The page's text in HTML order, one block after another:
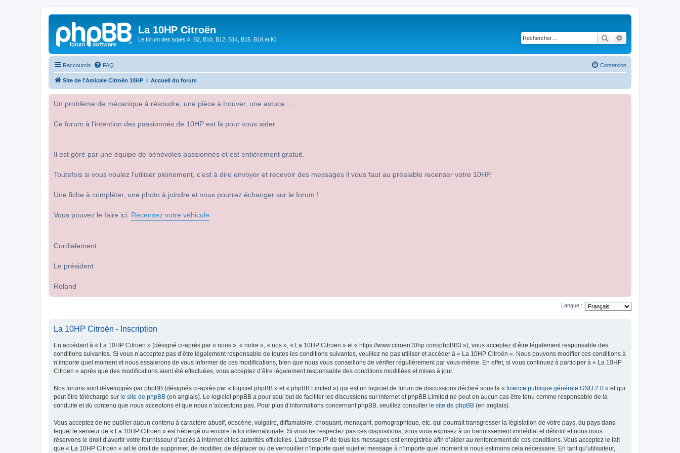
La 10HP Citroën
Le forum des types A, B2, B10, B12, B14, B15, B18,et K1 Rechercher
Raccourcis FAQ Connexion
Site de l'Amicale Citroën 10HP Accueil du forum
Un problème de mécanique à résoudre, une pièce à trouver, une astuce ....
Ce forum à l'intention des passionnés de 10HP est là pour vous aider.
Il est géré par une équipe de bénévoles passionnés et est entièrement gratuit.
Toutefois si vous voulez l'utiliser pleinement, c'est à dire envoyer et recevoir des messages il vous faut au préalable recenser votre 10HP.
Une fiche à compléter, une photo à joindre et vous pourrez échanger sur le forum !
Vous pouvez le faire ici: Recensez votre véhicule
Cordialement
Le président
Roland
Langue :
La 10HP Citroën - Inscription
En accédant à « La 10HP Citroën » (désigné ci-après par « nous », « notre », « nos », « La 10HP Citroën » et « https://www.citroen10hp.com/phpBB3 »), vous acceptez d’être légalement responsable des
conditions suivantes. Si vous n’acceptez pas d’être légalement responsable de toutes les conditions suivantes, veuillez ne pas utiliser et accéder à « La 10HP Citroën ». Nous pouvons modifier ces conditions à
n’importe quel moment et nous essaierons de vous informer de ces modifications, bien que nous vous conseillons de vérifier régulièrement par vous-même. En effet, si vous continuez à participer à « La 10HP
Citroën » après que des modifications aient été effectuées, vous acceptez d’être légalement responsable des conditions modifiées et mises à jour.
Nos forums sont développés par phpBB (désignés ci-après par « logiciel phpBB » et « phpBB Limited ») qui est un logiciel de forum de discussions déclaré sous la « licence publique générale GNU 2.0 » et qui
peut être téléchargé sur le site de phpBB (en anglais). Le logiciel phpBB a pour seul but de faciliter les discussions sur internet et phpBB Limited ne peut en aucun cas être tenu comme responsable de la
conduite et du contenu que nous acceptons et que nous n’acceptons pas. Pour plus d’informations concernant phpBB, veuillez consulter le site de phpBB (en anglais).
Vous acceptez de ne publier aucun contenu à caractère abusif, obscène, vulgaire, diffamatoire, choquant, menaçant, pornographique, etc. qui pourrait transgresser la législation de votre pays, du pays dans
lequel le serveur de « La 10HP Citroën » est hébergé ou encore la loi internationale. Si vous ne respectez pas ces dispositions, vous vous exposez à un bannissement immédiat et définitif et nous nous
réservons le droit d’avertir votre fournisseur d’accès à internet et les autorités officielles. L’adresse IP de tous les messages est enregistrée afin d’aider au renforcement de ces conditions. Vous acceptez le fait
que « La 10HP Citroën » ait le droit de supprimer, de modifier, de déplacer ou de verrouiller n’importe quel sujet et message à n’importe quel moment si nous estimons cela nécessaire. En tant qu’utilisateur,